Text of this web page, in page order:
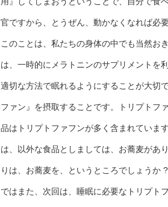
官ですから、とうぜん、動かなくなれば必
このことは、私たちの身体の中でも当然お
は、一時的にメラトニンのサプリメントを
適切な方法で眠れるようにすることが大切
ファン』を摂取することです。トリプトフ
品はトリプトファフンが多く含まれていま
は、以外な食品としましては、お蕎麦があ
りは、お蕎麦を、というところでしょうか ?
ではまた、次回は、睡眠に必要なトリプト